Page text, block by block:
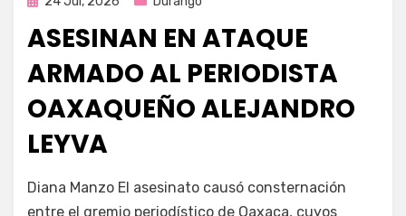
ASESINAN EN ATAQUE
ARMADO AL PERIODISTA
OAXAQUEÑO ALEJANDRO
LEYVA
Fernando Miranda Servín
Diana Manzo El asesinato causó consternación
entre el gremio periodístico de Oaxaca, cuyos